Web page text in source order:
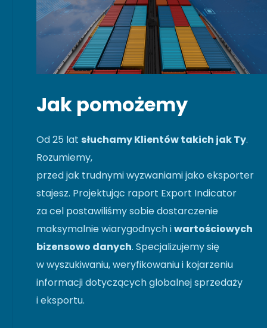
Jak pomożemy
Od 25 lat słuchamy Klientów takich jak Ty.
Rozumiemy,
przed jak trudnymi wyzwaniami jako eksporter
stajesz. Projektując raport Export Indicator
za cel postawiliśmy sobie dostarczenie
maksymalnie wiarygodnych iwartościowych
bizensowo danych. Specjalizujemy się
w wyszukiwaniu, weryfikowaniu i kojarzeniu
informacji dotyczących globalnej sprzedaży
i eksportu.